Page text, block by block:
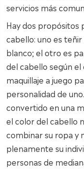
servicios más
Hay dos propósitos
cabello: uno es
blanco; el otro es
del cabello según
maquillaje a juego
personalidad de
convertido en una
el color del cabello
combinar su ropa y
plenamente su
personas de